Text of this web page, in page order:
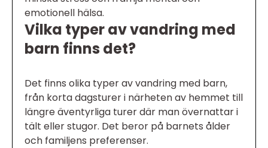
emotionell hälsa.
Vilka typer av vandring med
barn finns det?
Det finns olika typer av vandring med barn,
från korta dagsturer i närheten av hemmet till
längre äventyrliga turer där man övernattar i
tält eller stugor. Det beror på barnets ålder
och familjens preferenser.